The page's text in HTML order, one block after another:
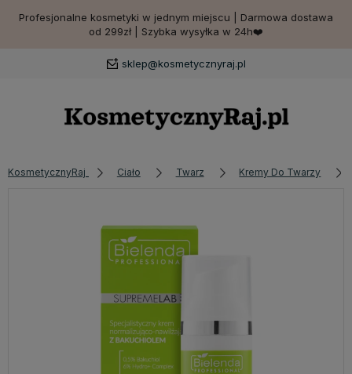
Profesjonalne kosmetyki w jednym miejscu | Darmowa dostawa
od 299zł | Szybka wysyłka w 24h❤️
sklep@kosmetycznyraj.pl
KosmetycznyRaj Ciało Twarz Kremy Do Twarzy